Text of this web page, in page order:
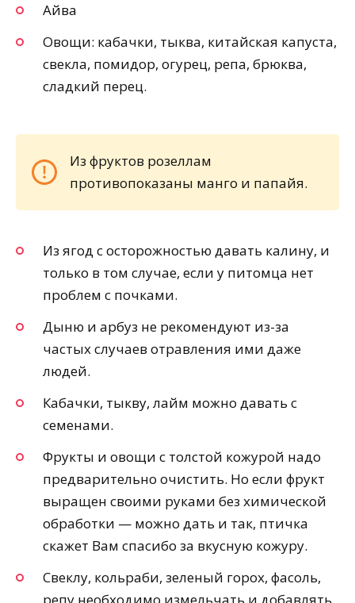
Айва
Овощи: кабачки, тыква, китайская капуста,
свекла, помидор, огурец, репа, брюква,
сладкий перец.
Из фруктов розеллам
противопоказаны манго и папайя.
Из ягод с осторожностью давать калину, и
только в том случае, если у питомца нет
проблем с почками.
Дыню и арбуз не рекомендуют из-за
частых случаев отравления ими даже
людей.
Кабачки, тыкву, лайм можно давать с
семенами.
Фрукты и овощи с толстой кожурой надо
предварительно очистить. Но если фрукт
выращен своими руками без химической
обработки — можно дать и так, птичка
скажет Вам спасибо за вкусную кожуру.
Свеклу, кольраби, зеленый горох, фасоль,